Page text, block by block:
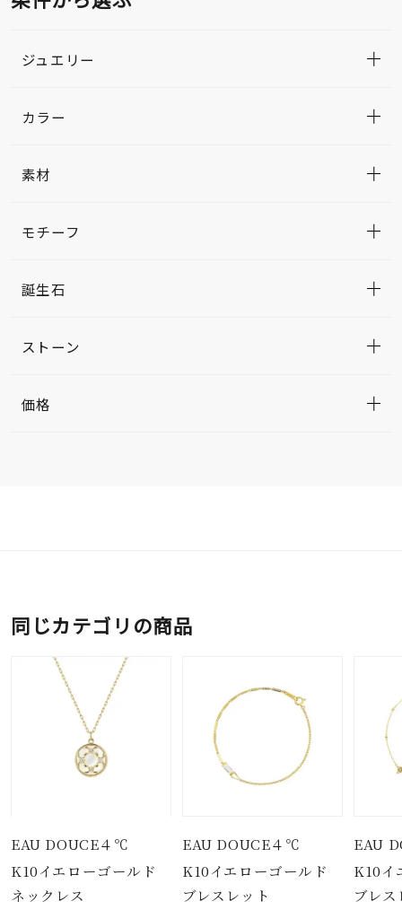
ジュエリー
カラー
素材
モチーフ
誕生石
ストーン
価格
同じカテゴリの商品
EAU DOUCE４℃
K10イエローゴールド
ネックレス
EAU DOUCE４℃
K10イエローゴールド
ブレスレット
EAU
K10イ
ブレ